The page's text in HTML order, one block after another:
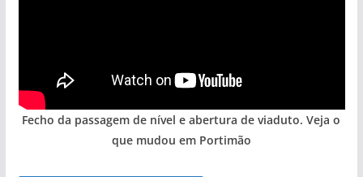
Fecho da passagem de nível e abertura de viaduto. Veja o
que mudou em Portimão